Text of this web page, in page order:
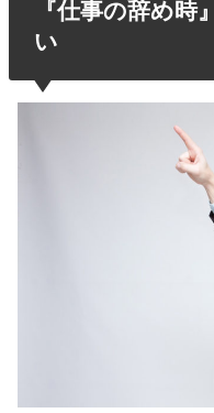
『仕事の辞め時
い